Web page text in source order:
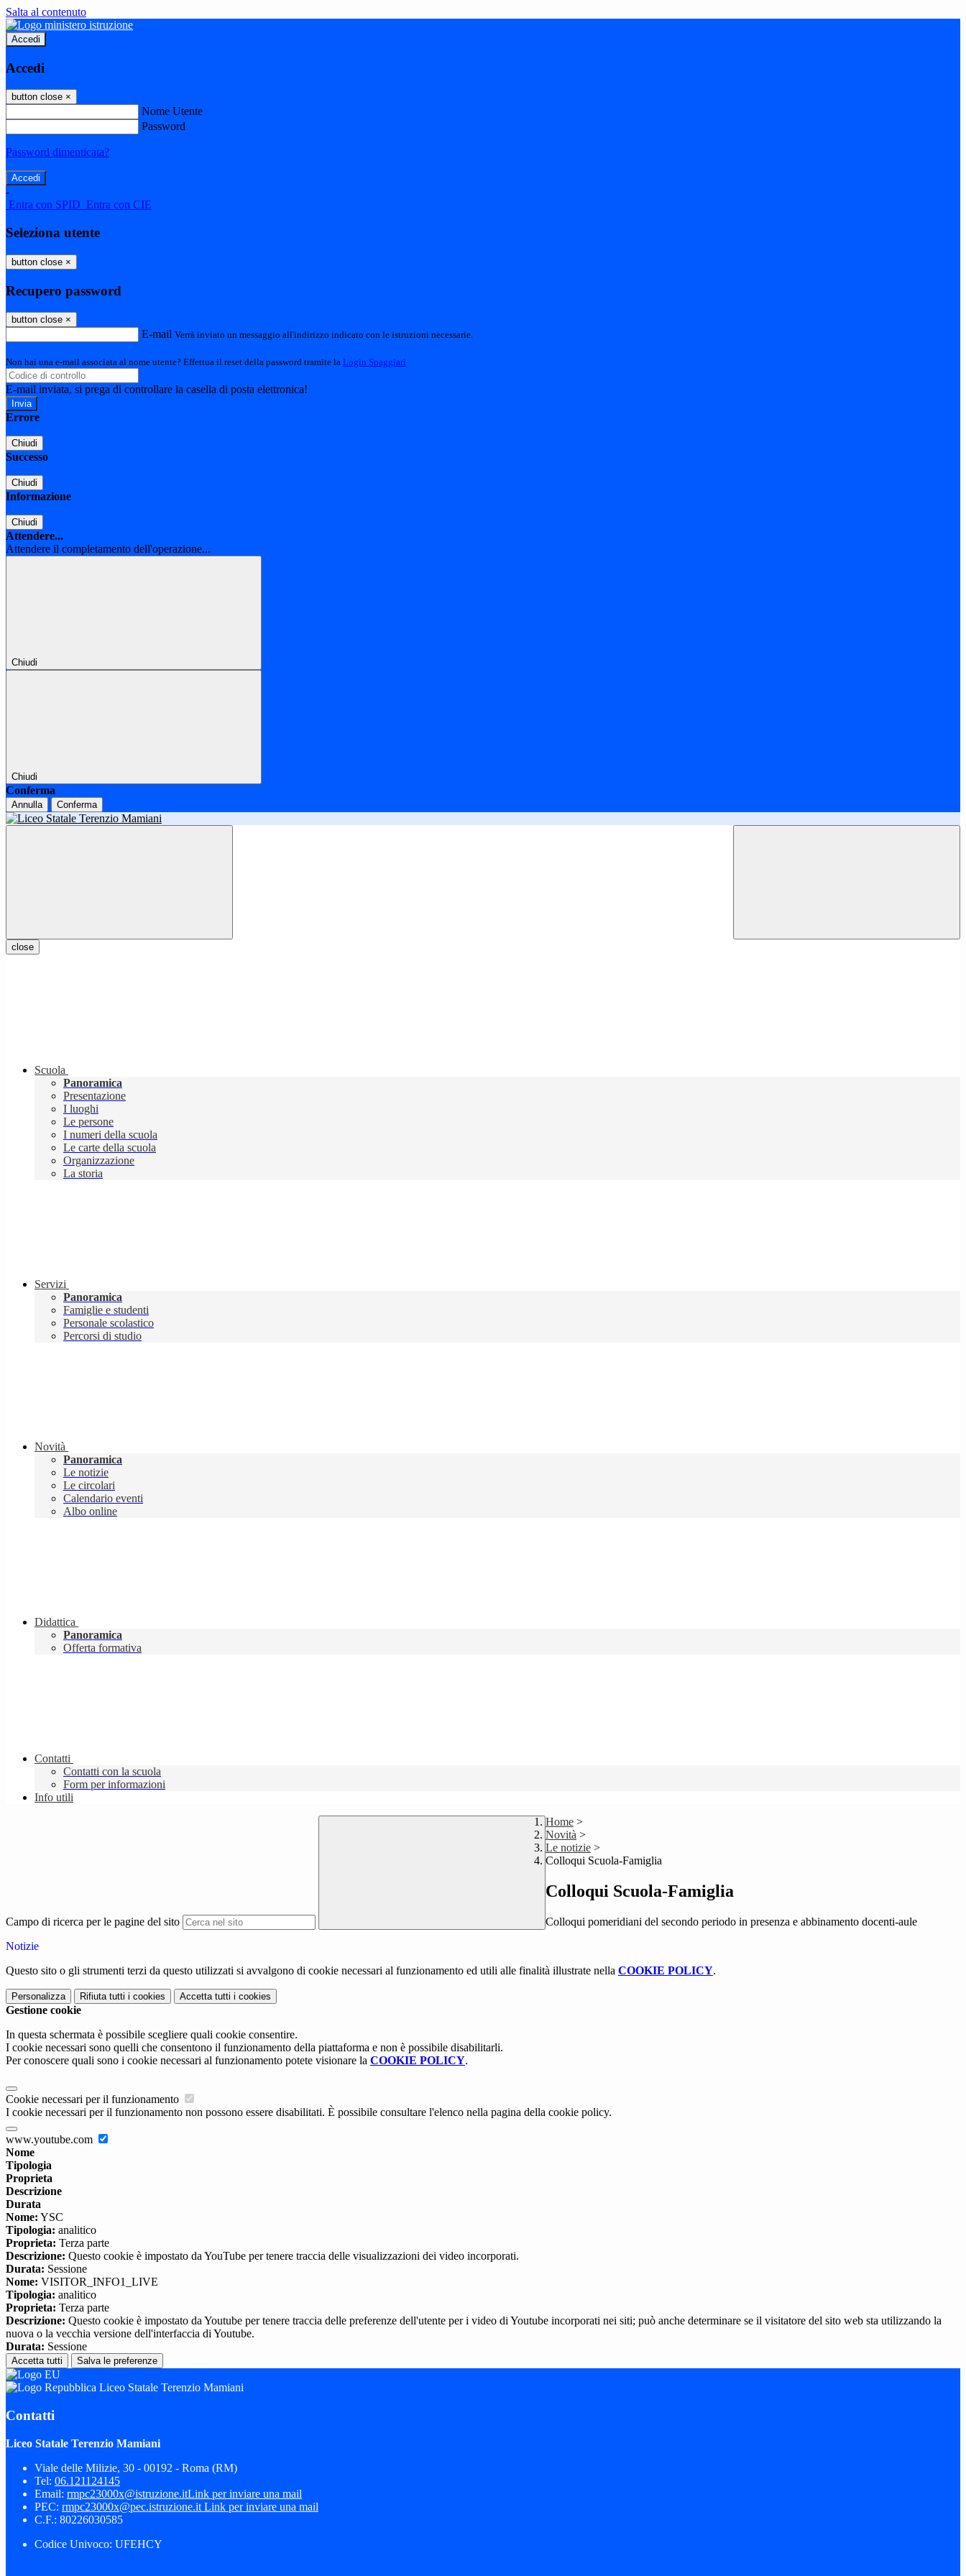
Salta al contenuto
Accedi
Accedi
button close ×
Nome Utente
Password
Password dimenticata?
-
Entra con SPID Entra con CIE
Seleziona utente
button close ×
Recupero password
button close ×
E-mail Verrà inviato un messaggio all'indirizzo indicato con le istruzioni necessarie.
Non hai una e-mail associata al nome utente? Effettua il reset della password tramite la Login Spaggiari
E-mail inviata, si prega di controllare la casella di posta elettronica!
Errore
Chiudi
Successo
Chiudi
Informazione
Chiudi
Attendere...
Attendere il completamento dell'operazione...
Chiudi
Chiudi
Conferma
Annulla Conferma
close
Scuola
Panoramica
Presentazione
I luoghi
Le persone
I numeri della scuola
Le carte della scuola
Organizzazione
La storia
Servizi
Panoramica
Famiglie e studenti
Personale scolastico
Percorsi di studio
Novità
Panoramica
Le notizie
Le circolari
Calendario eventi
Albo online
Didattica
Panoramica
Offerta formativa
Contatti
Contatti con la scuola
Form per informazioni
Info utili
Campo di ricerca per le pagine del sito
Home >
Novità >
Le notizie >
Colloqui Scuola-Famiglia
Colloqui Scuola-Famiglia
Colloqui pomeridiani del secondo periodo in presenza e abbinamento docenti-aule
Notizie
Questo sito o gli strumenti terzi da questo utilizzati si avvalgono di cookie necessari al funzionamento ed utili alle finalità illustrate nella COOKIE POLICY.
Personalizza Rifiuta tutti i cookies Accetta tutti i cookies
Gestione cookie
In questa schermata è possibile scegliere quali cookie consentire.
I cookie necessari sono quelli che consentono il funzionamento della piattaforma e non è possibile disabilitarli.
Per conoscere quali sono i cookie necessari al funzionamento potete visionare la COOKIE POLICY.
Cookie necessari per il funzionamento
I cookie necessari per il funzionamento non possono essere disabilitati. È possibile consultare l'elenco nella pagina della cookie policy.
www.youtube.com
Nome
Tipologia
Proprieta
Descrizione
Durata
Nome: YSC
Tipologia: analitico
Proprieta: Terza parte
Descrizione: Questo cookie è impostato da YouTube per tenere traccia delle visualizzazioni dei video incorporati.
Durata: Sessione
Nome: VISITOR_INFO1_LIVE
Tipologia: analitico
Proprieta: Terza parte
Descrizione: Questo cookie è impostato da Youtube per tenere traccia delle preferenze dell'utente per i video di Youtube incorporati nei siti; può anche determinare se il visitatore del sito web sta utilizzando la
nuova o la vecchia versione dell'interfaccia di Youtube.
Durata: Sessione
Accetta tutti Salva le preferenze
Liceo Statale Terenzio Mamiani
Contatti
Liceo Statale Terenzio Mamiani
Viale delle Milizie, 30 - 00192 - Roma (RM)
Tel: 06.121124145
Email: rmpc23000x@istruzione.itLink per inviare una mail
PEC: rmpc23000x@pec.istruzione.it Link per inviare una mail
C.F.: 80226030585
Codice Univoco: UFEHCY